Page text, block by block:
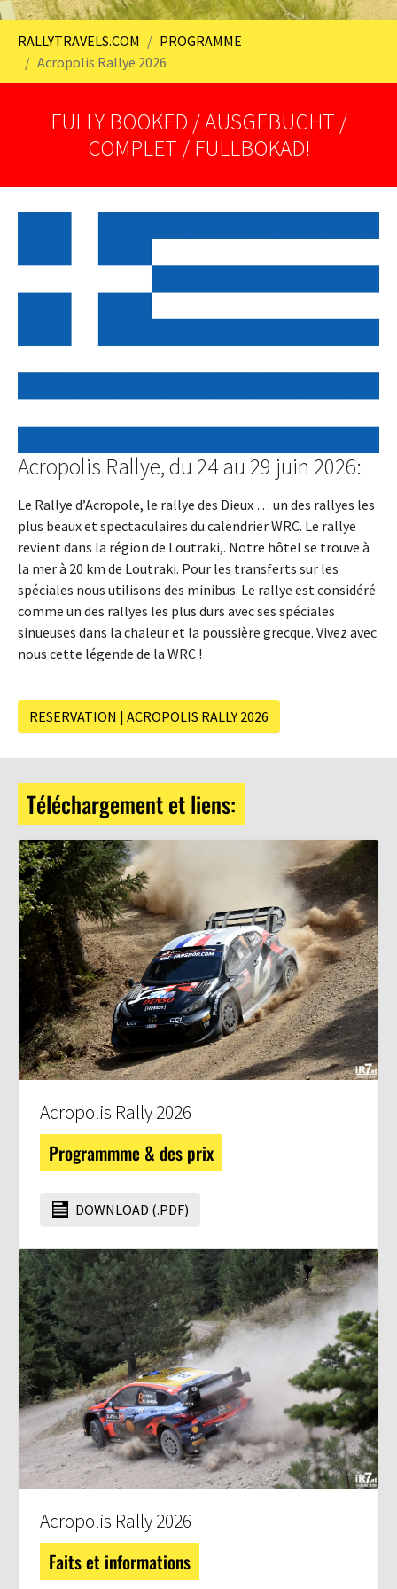
RALLYTRAVELS.COM
PROGRAMME
Acropolis Rallye 2026
FULLY BOOKED / AUSGEBUCHT /
COMPLET / FULLBOKAD!
Acropolis Rallye, du 24 au 29 juin 2026:
Le Rallye d’Acropole, le rallye des Dieux … un des rallyes les
plus beaux et spectaculaires du calendrier WRC. Le rallye
revient dans la région de Loutraki,. Notre hôtel se trouve à
la mer à 20 km de Loutraki. Pour les transferts sur les
spéciales nous utilisons des minibus. Le rallye est considéré
comme un des rallyes les plus durs avec ses spéciales
sinueuses dans la chaleur et la poussière grecque. Vivez avec
nous cette légende de la WRC !
RESERVATION | ACROPOLIS RALLY 2026
Téléchargement et liens:
Acropolis Rally 2026
Programmme & des prix
DOWNLOAD (.PDF)
Acropolis Rally 2026
Faits et informations